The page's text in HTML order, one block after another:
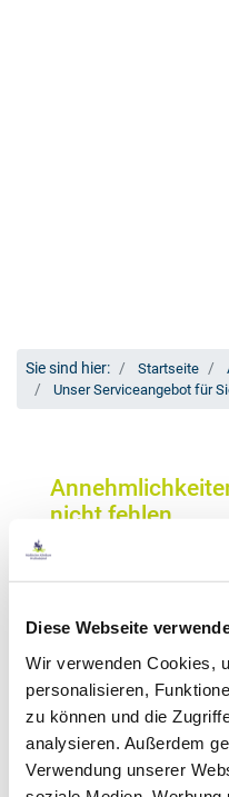
Diese Webseite
Wir verwenden Cookies,
personalisieren,
zu können und die
analysieren. Außerdem
Verwendung unserer
Sie sind hier: Startseite
Unser Serviceangebot für
nicht fehlen
Bei Ihrem Aufenthalt
Ihnen an nichts fehlen
Fall sein, bieten wir
gern vorstellen
Ihnen ist der Lesestoff
vergessen, eine
suchen für Ihren